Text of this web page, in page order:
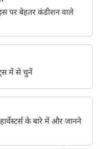
पर बेहतर कंडीशन वाले
में से चुनें
के बारे में और जानने